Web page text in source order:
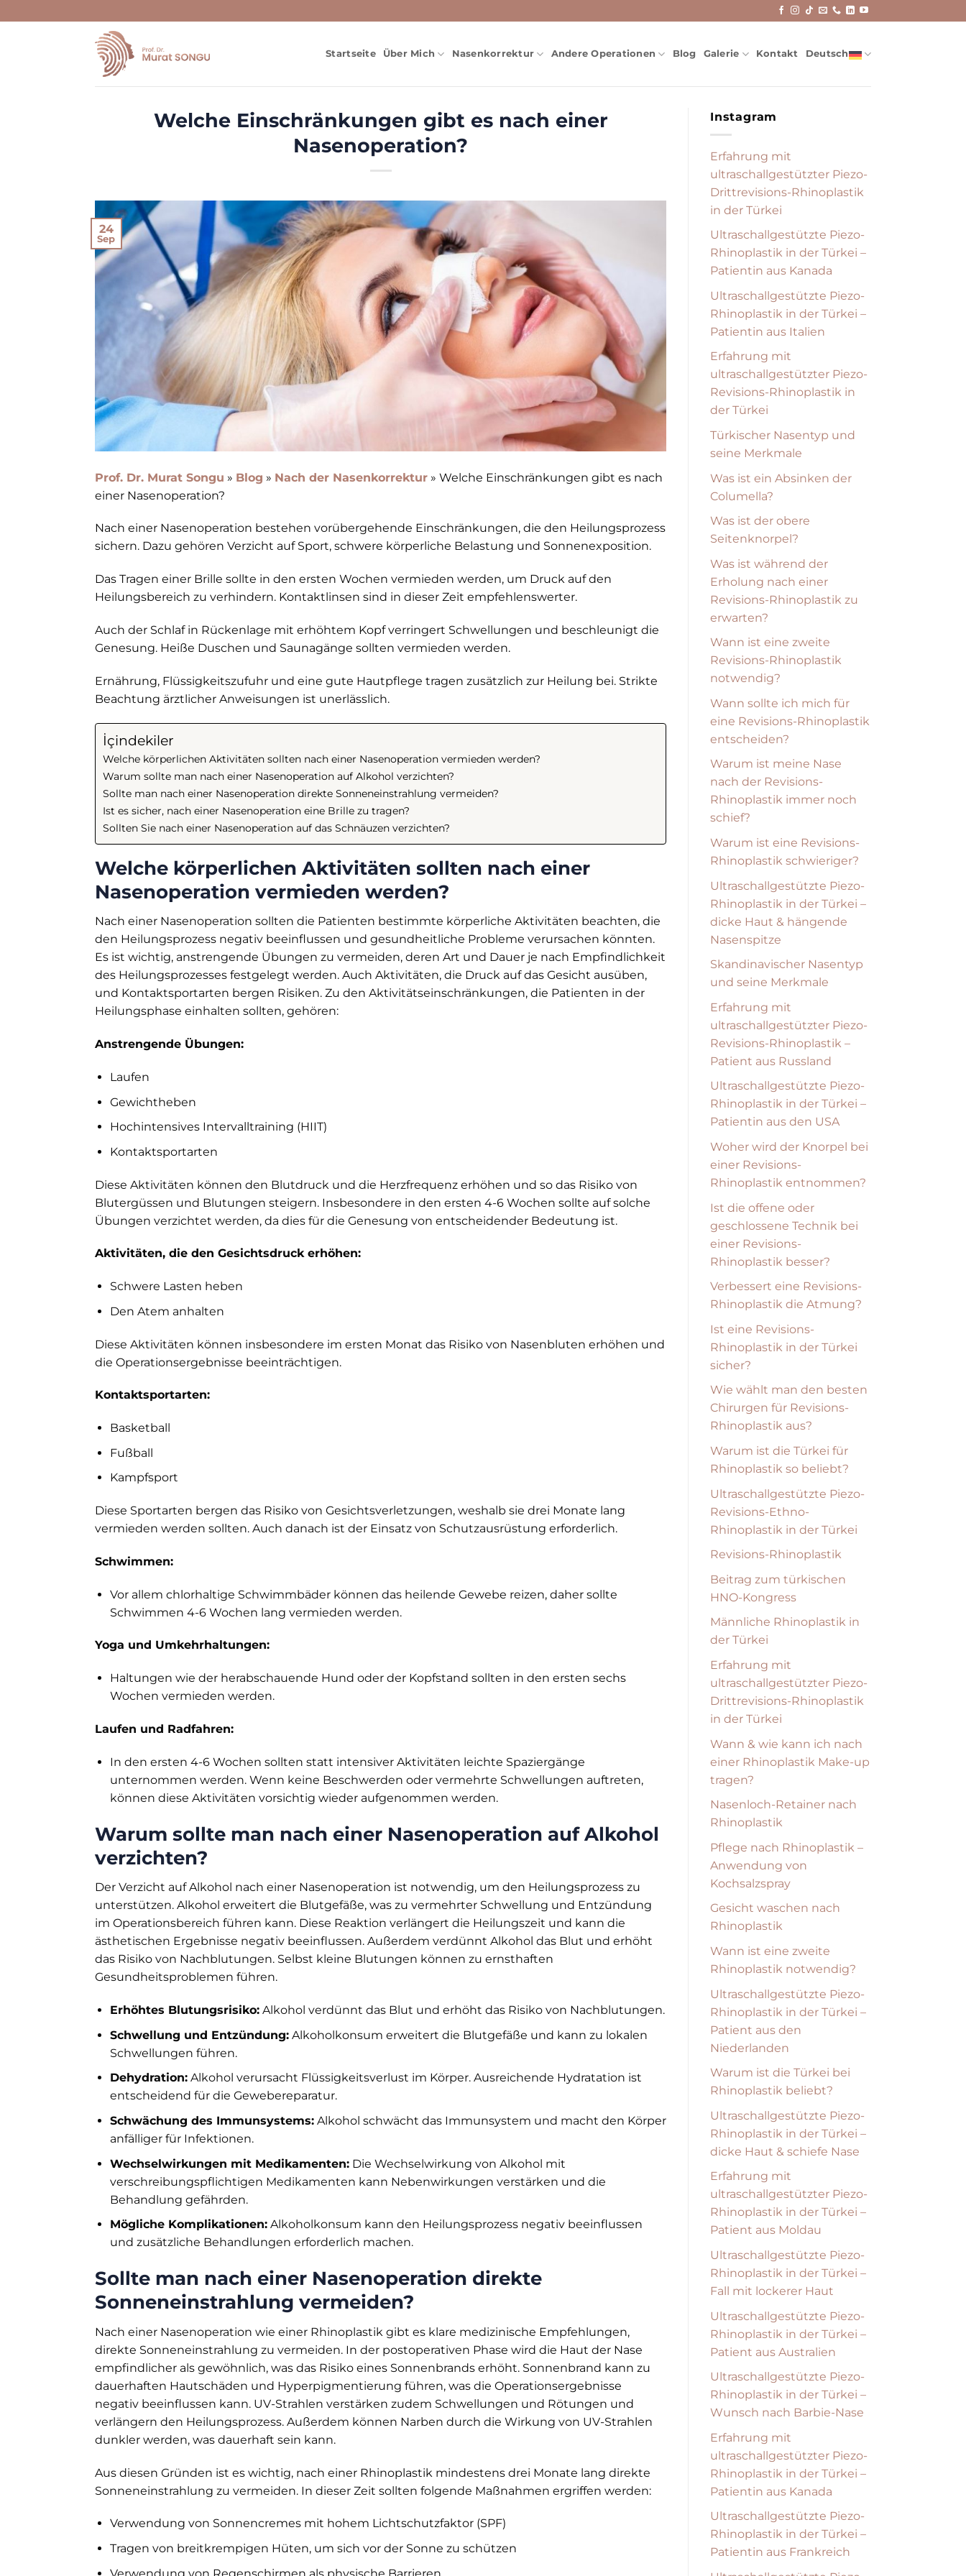
Startseite Über Mich Nasenkorrektur Andere Operationen Blog Galerie Kontakt Deutsch
Welche Einschränkungen gibt es nach einer
Nasenoperation?
24
Sep
Prof. Dr. Murat Songu » Blog » Nach der Nasenkorrektur » Welche Einschränkungen gibt es nach
einer Nasenoperation?
Nach einer Nasenoperation bestehen vorübergehende Einschränkungen, die den Heilungsprozess
sichern. Dazu gehören Verzicht auf Sport, schwere körperliche Belastung und Sonnenexposition.
Das Tragen einer Brille sollte in den ersten Wochen vermieden werden, um Druck auf den
Heilungsbereich zu verhindern. Kontaktlinsen sind in dieser Zeit empfehlenswerter.
Auch der Schlaf in Rückenlage mit erhöhtem Kopf verringert Schwellungen und beschleunigt die
Genesung. Heiße Duschen und Saunagänge sollten vermieden werden.
Ernährung, Flüssigkeitszufuhr und eine gute Hautpflege tragen zusätzlich zur Heilung bei. Strikte
Beachtung ärztlicher Anweisungen ist unerlässlich.
İçindekiler
Welche körperlichen Aktivitäten sollten nach einer Nasenoperation vermieden werden?
Warum sollte man nach einer Nasenoperation auf Alkohol verzichten?
Sollte man nach einer Nasenoperation direkte Sonneneinstrahlung vermeiden?
Ist es sicher, nach einer Nasenoperation eine Brille zu tragen?
Sollten Sie nach einer Nasenoperation auf das Schnäuzen verzichten?
Welche körperlichen Aktivitäten sollten nach einer
Nasenoperation vermieden werden?
Nach einer Nasenoperation sollten die Patienten bestimmte körperliche Aktivitäten beachten, die
den Heilungsprozess negativ beeinflussen und gesundheitliche Probleme verursachen könnten.
Es ist wichtig, anstrengende Übungen zu vermeiden, deren Art und Dauer je nach Empfindlichkeit
des Heilungsprozesses festgelegt werden. Auch Aktivitäten, die Druck auf das Gesicht ausüben,
und Kontaktsportarten bergen Risiken. Zu den Aktivitätseinschränkungen, die Patienten in der
Heilungsphase einhalten sollten, gehören:
Anstrengende Übungen:
Laufen
Gewichtheben
Hochintensives Intervalltraining (HIIT)
Kontaktsportarten
Diese Aktivitäten können den Blutdruck und die Herzfrequenz erhöhen und so das Risiko von
Blutergüssen und Blutungen steigern. Insbesondere in den ersten 4-6 Wochen sollte auf solche
Übungen verzichtet werden, da dies für die Genesung von entscheidender Bedeutung ist.
Aktivitäten, die den Gesichtsdruck erhöhen:
Schwere Lasten heben
Den Atem anhalten
Diese Aktivitäten können insbesondere im ersten Monat das Risiko von Nasenbluten erhöhen und
die Operationsergebnisse beeinträchtigen.
Kontaktsportarten:
Basketball
Fußball
Kampfsport
Diese Sportarten bergen das Risiko von Gesichtsverletzungen, weshalb sie drei Monate lang
vermieden werden sollten. Auch danach ist der Einsatz von Schutzausrüstung erforderlich.
Schwimmen:
Vor allem chlorhaltige Schwimmbäder können das heilende Gewebe reizen, daher sollte
Schwimmen 4-6 Wochen lang vermieden werden.
Yoga und Umkehrhaltungen:
Haltungen wie der herabschauende Hund oder der Kopfstand sollten in den ersten sechs
Wochen vermieden werden.
Laufen und Radfahren:
In den ersten 4-6 Wochen sollten statt intensiver Aktivitäten leichte Spaziergänge
unternommen werden. Wenn keine Beschwerden oder vermehrte Schwellungen auftreten,
können diese Aktivitäten vorsichtig wieder aufgenommen werden.
Warum sollte man nach einer Nasenoperation auf Alkohol
verzichten?
Der Verzicht auf Alkohol nach einer Nasenoperation ist notwendig, um den Heilungsprozess zu
unterstützen. Alkohol erweitert die Blutgefäße, was zu vermehrter Schwellung und Entzündung
im Operationsbereich führen kann. Diese Reaktion verlängert die Heilungszeit und kann die
ästhetischen Ergebnisse negativ beeinflussen. Außerdem verdünnt Alkohol das Blut und erhöht
das Risiko von Nachblutungen. Selbst kleine Blutungen können zu ernsthaften
Gesundheitsproblemen führen.
Erhöhtes Blutungsrisiko:Alkohol verdünnt das Blut und erhöht das Risiko von Nachblutungen.
Schwellung und Entzündung:Alkoholkonsum erweitert die Blutgefäße und kann zu lokalen
Schwellungen führen.
Dehydration:Alkohol verursacht Flüssigkeitsverlust im Körper. Ausreichende Hydratation ist
entscheidend für die Gewebereparatur.
Schwächung des Immunsystems:Alkohol schwächt das Immunsystem und macht den Körper
anfälliger für Infektionen.
Wechselwirkungen mit Medikamenten:Die Wechselwirkung von Alkohol mit
verschreibungspflichtigen Medikamenten kann Nebenwirkungen verstärken und die
Behandlung gefährden.
Mögliche Komplikationen:Alkoholkonsum kann den Heilungsprozess negativ beeinflussen
und zusätzliche Behandlungen erforderlich machen.
Sollte man nach einer Nasenoperation direkte
Sonneneinstrahlung vermeiden?
Nach einer Nasenoperation wie einer Rhinoplastik gibt es klare medizinische Empfehlungen,
direkte Sonneneinstrahlung zu vermeiden. In der postoperativen Phase wird die Haut der Nase
empfindlicher als gewöhnlich, was das Risiko eines Sonnenbrands erhöht. Sonnenbrand kann zu
dauerhaften Hautschäden und Hyperpigmentierung führen, was die Operationsergebnisse
negativ beeinflussen kann. UV-Strahlen verstärken zudem Schwellungen und Rötungen und
verlängern den Heilungsprozess. Außerdem können Narben durch die Wirkung von UV-Strahlen
dunkler werden, was dauerhaft sein kann.
Aus diesen Gründen ist es wichtig, nach einer Rhinoplastik mindestens drei Monate lang direkte
Sonneneinstrahlung zu vermeiden. In dieser Zeit sollten folgende Maßnahmen ergriffen werden:
Verwendung von Sonnencremes mit hohem Lichtschutzfaktor (SPF)
Tragen von breitkrempigen Hüten, um sich vor der Sonne zu schützen
Verwendung von Regenschirmen als physische Barrieren
Instagram
Erfahrung mit
ultraschallgestützter Piezo-
Drittrevisions-Rhinoplastik
in der Türkei
Ultraschallgestützte Piezo-
Rhinoplastik in der Türkei –
Patientin aus Kanada
Ultraschallgestützte Piezo-
Rhinoplastik in der Türkei –
Patientin aus Italien
Erfahrung mit
ultraschallgestützter Piezo-
Revisions-Rhinoplastik in
der Türkei
Türkischer Nasentyp und
seine Merkmale
Was ist ein Absinken der
Columella?
Was ist der obere
Seitenknorpel?
Was ist während der
Erholung nach einer
Revisions-Rhinoplastik zu
erwarten?
Wann ist eine zweite
Revisions-Rhinoplastik
notwendig?
Wann sollte ich mich für
eine Revisions-Rhinoplastik
entscheiden?
Warum ist meine Nase
nach der Revisions-
Rhinoplastik immer noch
schief?
Warum ist eine Revisions-
Rhinoplastik schwieriger?
Ultraschallgestützte Piezo-
Rhinoplastik in der Türkei –
dicke Haut & hängende
Nasenspitze
Skandinavischer Nasentyp
und seine Merkmale
Erfahrung mit
ultraschallgestützter Piezo-
Revisions-Rhinoplastik –
Patient aus Russland
Ultraschallgestützte Piezo-
Rhinoplastik in der Türkei –
Patientin aus den USA
Woher wird der Knorpel bei
einer Revisions-
Rhinoplastik entnommen?
Ist die offene oder
geschlossene Technik bei
einer Revisions-
Rhinoplastik besser?
Verbessert eine Revisions-
Rhinoplastik die Atmung?
Ist eine Revisions-
Rhinoplastik in der Türkei
sicher?
Wie wählt man den besten
Chirurgen für Revisions-
Rhinoplastik aus?
Warum ist die Türkei für
Rhinoplastik so beliebt?
Ultraschallgestützte Piezo-
Revisions-Ethno-
Rhinoplastik in der Türkei
Revisions-Rhinoplastik
Beitrag zum türkischen
HNO-Kongress
Männliche Rhinoplastik in
der Türkei
Erfahrung mit
ultraschallgestützter Piezo-
Drittrevisions-Rhinoplastik
in der Türkei
Wann & wie kann ich nach
einer Rhinoplastik Make-up
tragen?
Nasenloch-Retainer nach
Rhinoplastik
Pflege nach Rhinoplastik –
Anwendung von
Kochsalzspray
Gesicht waschen nach
Rhinoplastik
Wann ist eine zweite
Rhinoplastik notwendig?
Ultraschallgestützte Piezo-
Rhinoplastik in der Türkei –
Patient aus den
Niederlanden
Warum ist die Türkei bei
Rhinoplastik beliebt?
Ultraschallgestützte Piezo-
Rhinoplastik in der Türkei –
dicke Haut & schiefe Nase
Erfahrung mit
ultraschallgestützter Piezo-
Rhinoplastik in der Türkei –
Patient aus Moldau
Ultraschallgestützte Piezo-
Rhinoplastik in der Türkei –
Fall mit lockerer Haut
Ultraschallgestützte Piezo-
Rhinoplastik in der Türkei –
Patient aus Australien
Ultraschallgestützte Piezo-
Rhinoplastik in der Türkei –
Wunsch nach Barbie-Nase
Erfahrung mit
ultraschallgestützter Piezo-
Rhinoplastik in der Türkei –
Patientin aus Kanada
Ultraschallgestützte Piezo-
Rhinoplastik in der Türkei –
Patientin aus Frankreich